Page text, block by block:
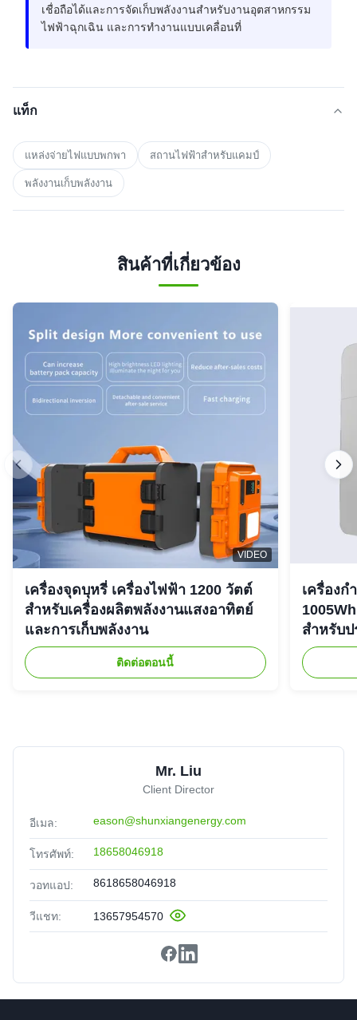
เชื่อถือได้และการจัดเก็บพลังงานสำหรับงานอุตสาหกรรม
ไฟฟ้าฉุกเฉิน และการทำงานแบบเคลื่อนที่
แท็ก
แหล่งจ่ายไฟแบบพกพา สถานไฟฟ้าสําหรับแคมป์
พลังงานเก็บพลังงาน
สินค้าที่เกี่ยวข้อง
VIDEO
เครื่องจุดบุหรี่ เครื่องไฟฟ้า 1200 วัตต์
สําหรับเครื่องผลิตพลังงานแสงอาทิตย์
และการเก็บพลังงาน
ติดต่อตอนนี้
เครื่องกํ
สําหรับ
Mr. Liu
Client Director
อีเมล: eason@shunxiangenergy.com
โทรศัพท์: 18658046918
วอทแอป: 8618658046918
วีแชท: 13657954570